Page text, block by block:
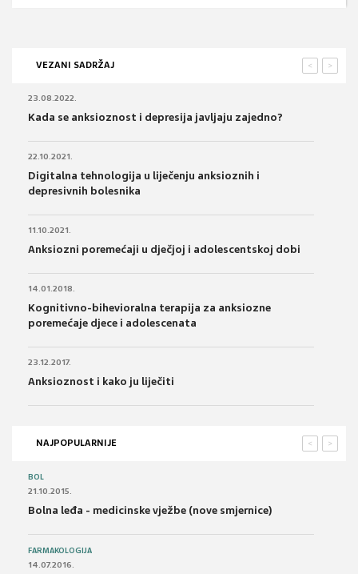
VEZANI SADRŽAJ >
<
23.08.2022.
Kada se anksioznost i depresija javljaju zajedno?
22.10.2021.
Digitalna tehnologija u liječenju anksioznih i
depresivnih bolesnika
11.10.2021.
Anksiozni poremećaji u dječjoj i adolescentskoj dobi
14.01.2018.
Kognitivno-bihevioralna terapija za anksiozne
poremećaje djece i adolescenata
23.12.2017.
Anksioznost i kako ju liječiti
NAJPOPULARNIJE >
<
BOL
21.10.2015.
Bolna leđa - medicinske vježbe (nove smjernice)
FARMAKOLOGIJA
14.07.2016.